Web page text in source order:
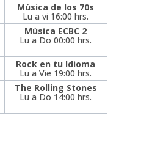
Música de los 70s
Lu a vi 16:00 hrs.
Música ECBC 2
Lu a Do 00:00 hrs.
Rock en tu Idioma
Lu a Vie 19:00 hrs.
The Rolling Stones
Lu a Do 14:00 hrs.